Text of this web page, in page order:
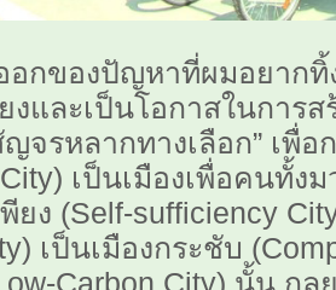
งปัญหาที่ผมอยากทิ้งไ
งและเป็นโอกาสในการ
ญจรหลากทางเลือก” เพื่
เป็นเมืองเพื่อคนทั้ง
ยง (Self-sufficiency
เป็นเมืองกระชับ
Carbon City) นั้น ก